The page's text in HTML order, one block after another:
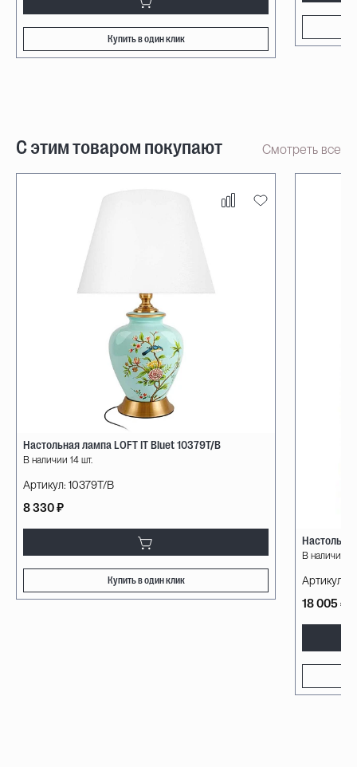
Купить в один клик
С этим товаром покупают Смотреть все
Настольная лампа LOFT IT Bluet 10379T/B
В наличии 14 шт.
Артикул: 10379T/B
8 330 ₽
Купить в один клик
В наличии 3
Артикул:
18 005 ₽